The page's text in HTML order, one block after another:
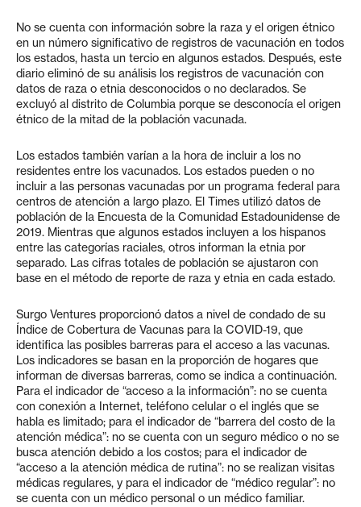
No se cuenta con información sobre la raza y el origen étnico
en un número significativo de registros de vacunación en todos
los estados, hasta un tercio en algunos estados. Después, este
diario eliminó de su análisis los registros de vacunación con
datos de raza o etnia desconocidos o no declarados. Se
excluyó al distrito de Columbia porque se desconocía el origen
étnico de la mitad de la población vacunada.
Los estados también varían a la hora de incluir a los no
residentes entre los vacunados. Los estados pueden o no
incluir a las personas vacunadas por un programa federal para
centros de atención a largo plazo. El Times utilizó datos de
población de la Encuesta de la Comunidad Estadounidense de
2019. Mientras que algunos estados incluyen a los hispanos
entre las categorías raciales, otros informan la etnia por
separado. Las cifras totales de población se ajustaron con
base en el método de reporte de raza y etnia en cada estado.
Surgo Ventures proporcionó datos a nivel de condado de su
Índice de Cobertura de Vacunas para la COVID-19, que
identifica las posibles barreras para el acceso a las vacunas.
Los indicadores se basan en la proporción de hogares que
informan de diversas barreras, como se indica a continuación.
Para el indicador de “acceso a la información”: no se cuenta
con conexión a Internet, teléfono celular o el inglés que se
habla es limitado; para el indicador de “barrera del costo de la
atención médica”: no se cuenta con un seguro médico o no se
busca atención debido a los costos; para el indicador de
“acceso a la atención médica de rutina”: no se realizan visitas
médicas regulares, y para el indicador de “médico regular”: no
se cuenta con un médico personal o un médico familiar.